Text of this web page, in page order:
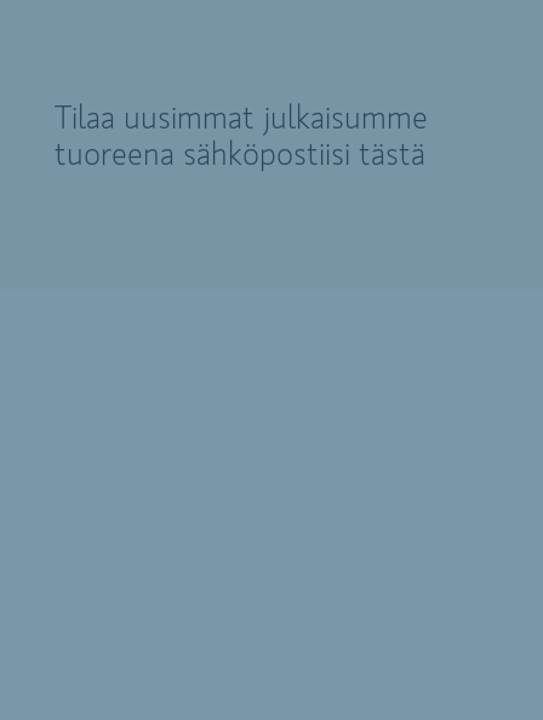
Tilaa uusimmat julkaisumme
tuoreena sähköpostiisi tästä